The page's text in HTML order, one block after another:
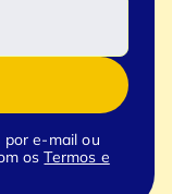
por e-mail ou
osTermos e